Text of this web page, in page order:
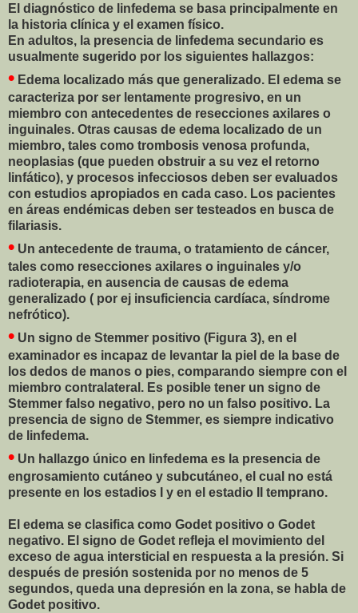
El diagnóstico de linfedema se basa principalmente en
la historia clínica y el examen físico.
En adultos, la presencia de linfedema secundario es
usualmente sugerido por los siguientes hallazgos:
• Edema localizado más que generalizado. El edema se
caracteriza por ser lentamente progresivo, en un
miembro con antecedentes de resecciones axilares o
inguinales. Otras causas de edema localizado de un
miembro, tales como trombosis venosa profunda,
neoplasias (que pueden obstruir a su vez el retorno
linfático), y procesos infecciosos deben ser evaluados
con estudios apropiados en cada caso. Los pacientes
en áreas endémicas deben ser testeados en busca de
filariasis.
• Un antecedente de trauma, o tratamiento de cáncer,
tales como resecciones axilares o inguinales y/o
radioterapia, en ausencia de causas de edema
generalizado ( por ej insuficiencia cardíaca, síndrome
nefrótico).
• Un signo de Stemmer positivo (Figura 3), en el
examinador es incapaz de levantar la piel de la base de
los dedos de manos o pies, comparando siempre con el
miembro contralateral. Es posible tener un signo de
Stemmer falso negativo, pero no un falso positivo. La
presencia de signo de Stemmer, es siempre indicativo
de linfedema.
• Un hallazgo único en linfedema es la presencia de
engrosamiento cutáneo y subcutáneo, el cual no está
presente en los estadios I y en el estadio II temprano.
El edema se clasifica como Godet positivo o Godet
negativo. El signo de Godet refleja el movimiento del
exceso de agua intersticial en respuesta a la presión. Si
después de presión sostenida por no menos de 5
segundos, queda una depresión en la zona, se habla de
Godet positivo.